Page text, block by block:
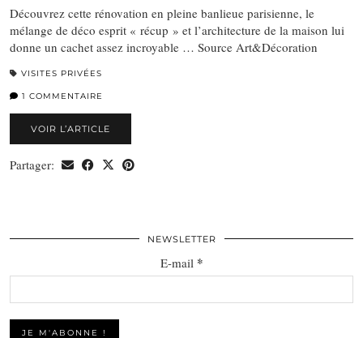
Découvrez cette rénovation en pleine banlieue parisienne, le
mélange de déco esprit « récup » et l’architecture de la maison lui
donne un cachet assez incroyable … Source Art&Décoration
VISITES PRIVÉES
1 COMMENTAIRE
VOIR L’ARTICLE
Partager:
NEWSLETTER
E-mail *